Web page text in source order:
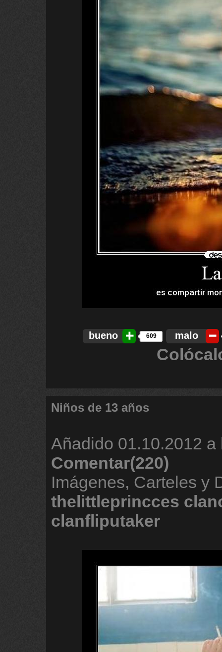
bueno 609 malo
Niños de 13 años
Añadido 01.10.2012 a
Comentar(220)
Imágenes, Carteles y
thelittleprincces
clanfliputaker